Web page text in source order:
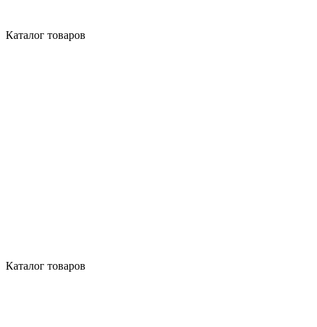
Каталог товаров
Каталог товаров